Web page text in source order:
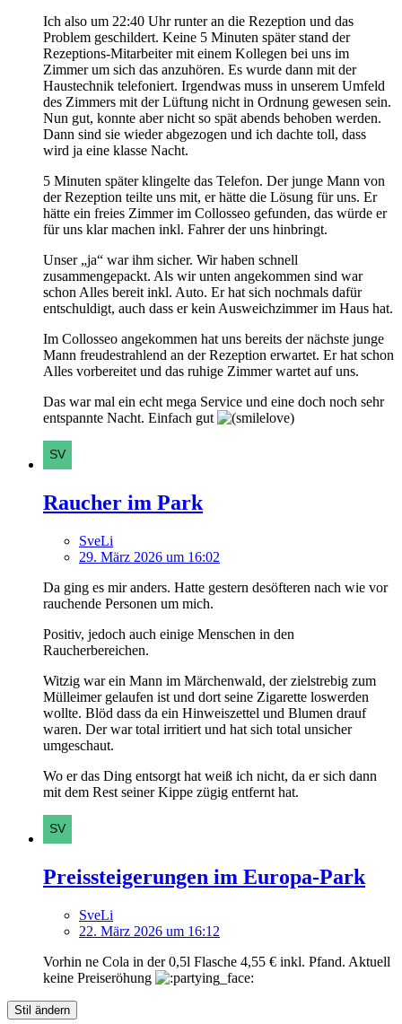
Ich also um 22:40 Uhr runter an die Rezeption und das
Problem geschildert. Keine 5 Minuten später stand der
Rezeptions-Mitarbeiter mit einem Kollegen bei uns im
Zimmer um sich das anzuhören. Es wurde dann mit der
Haustechnik telefoniert. Irgendwas muss in unserem Umfeld
des Zimmers mit der Lüftung nicht in Ordnung gewesen sein.
Nun gut, konnte aber nicht so spät abends behoben werden.
Dann sind sie wieder abgezogen und ich dachte toll, dass
wird ja eine klasse Nacht.
5 Minuten später klingelte das Telefon. Der junge Mann von
der Rezeption teilte uns mit, er hätte die Lösung für uns. Er
hätte ein freies Zimmer im Collosseo gefunden, das würde er
für uns klar machen inkl. Fahrer der uns hinbringt.
Unser „ja“ war ihm sicher. Wir haben schnell
zusammengepackt. Als wir unten angekommen sind war
schon Alles bereit inkl. Auto. Er hat sich nochmals dafür
entschuldigt, auch dass er kein Ausweichzimmer im Haus hat.
Im Collosseo angekommen hat uns bereits der nächste junge
Mann freudestrahlend an der Rezeption erwartet. Er hat schon
Alles vorbereitet und das ruhige Zimmer wartet auf uns.
Das war mal ein echt mega Service und eine doch noch sehr
entspannte Nacht. Einfach gut
Raucher im Park
SveLi
29. März 2026 um 16:02
Da ging es mir anders. Hatte gestern desöfteren nach wie vor
rauchende Personen um mich.
Positiv, jedoch auch einige Menschen in den
Raucherbereichen.
Witzig war ein Mann im Märchenwald, der zielstrebig zum
Mülleimer gelaufen ist und dort seine Zigarette loswerden
wollte. Blöd dass da ein Hinweiszettel und Blumen drauf
waren. Der war total irritiert und hat sich total unsicher
umgeschaut.
Wo er das Ding entsorgt hat weiß ich nicht, da er sich dann
mit dem Rest seiner Kippe zügig entfernt hat.
Preissteigerungen im Europa-Park
SveLi
22. März 2026 um 16:12
Vorhin ne Cola in der 0,5l Flasche 4,55 € inkl. Pfand. Aktuell
keine Preiseröhung
Stil ändern